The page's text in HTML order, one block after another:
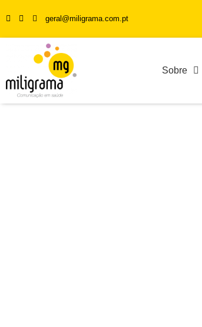
geral@miligrama.com.pt
Sobre